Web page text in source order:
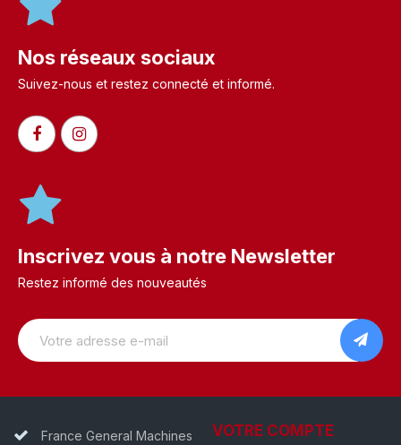
Nos réseaux sociaux
Suivez-nous et restez connecté et informé.​
Inscrivez vous à notre Newsletter
Restez informé des nouveautés
France General Machines
VOTRE COMPTE